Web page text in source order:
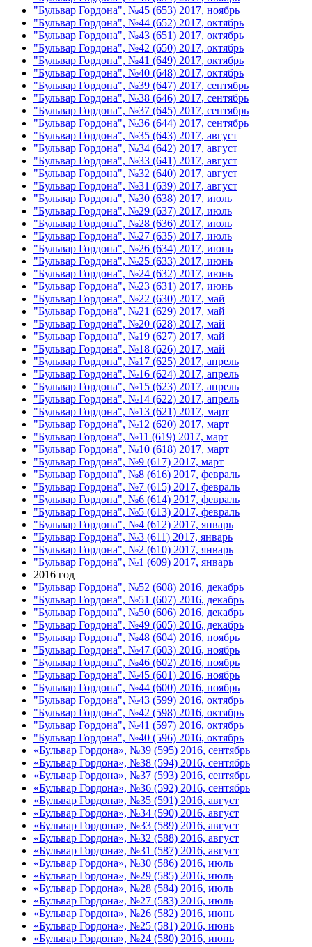
"Бульвар Гордона", №45 (653) 2017, ноябрь
"Бульвар Гордона", №44 (652) 2017, октябрь
"Бульвар Гордона", №43 (651) 2017, октябрь
"Бульвар Гордона", №42 (650) 2017, октябрь
"Бульвар Гордона", №41 (649) 2017, октябрь
"Бульвар Гордона", №40 (648) 2017, октябрь
"Бульвар Гордона", №39 (647) 2017, сентябрь
"Бульвар Гордона", №38 (646) 2017, сентябрь
"Бульвар Гордона", №37 (645) 2017, сентябрь
"Бульвар Гордона", №36 (644) 2017, сентябрь
"Бульвар Гордона", №35 (643) 2017, август
"Бульвар Гордона", №34 (642) 2017, август
"Бульвар Гордона", №33 (641) 2017, август
"Бульвар Гордона", №32 (640) 2017, август
"Бульвар Гордона", №31 (639) 2017, август
"Бульвар Гордона", №30 (638) 2017, июль
"Бульвар Гордона", №29 (637) 2017, июль
"Бульвар Гордона", №28 (636) 2017, июль
"Бульвар Гордона", №27 (635) 2017, июль
"Бульвар Гордона", №26 (634) 2017, июнь
"Бульвар Гордона", №25 (633) 2017, июнь
"Бульвар Гордона", №24 (632) 2017, июнь
"Бульвар Гордона", №23 (631) 2017, июнь
"Бульвар Гордона", №22 (630) 2017, май
"Бульвар Гордона", №21 (629) 2017, май
"Бульвар Гордона", №20 (628) 2017, май
"Бульвар Гордона", №19 (627) 2017, май
"Бульвар Гордона", №18 (626) 2017, май
"Бульвар Гордона", №17 (625) 2017, апрель
"Бульвар Гордона", №16 (624) 2017, апрель
"Бульвар Гордона", №15 (623) 2017, апрель
"Бульвар Гордона", №14 (622) 2017, апрель
"Бульвар Гордона", №13 (621) 2017, март
"Бульвар Гордона", №12 (620) 2017, март
"Бульвар Гордона", №11 (619) 2017, март
"Бульвар Гордона", №10 (618) 2017, март
"Бульвар Гордона", №9 (617) 2017, март
"Бульвар Гордона", №8 (616) 2017, февраль
"Бульвар Гордона", №7 (615) 2017, февраль
"Бульвар Гордона", №6 (614) 2017, февраль
"Бульвар Гордона", №5 (613) 2017, февраль
"Бульвар Гордона", №4 (612) 2017, январь
"Бульвар Гордона", №3 (611) 2017, январь
"Бульвар Гордона", №2 (610) 2017, январь
"Бульвар Гордона", №1 (609) 2017, январь
2016 год
"Бульвар Гордона", №52 (608) 2016, декабрь
"Бульвар Гордона", №51 (607) 2016, декабрь
"Бульвар Гордона", №50 (606) 2016, декабрь
"Бульвар Гордона", №49 (605) 2016, декабрь
"Бульвар Гордона", №48 (604) 2016, ноябрь
"Бульвар Гордона", №47 (603) 2016, ноябрь
"Бульвар Гордона", №46 (602) 2016, ноябрь
"Бульвар Гордона", №45 (601) 2016, ноябрь
"Бульвар Гордона", №44 (600) 2016, ноябрь
"Бульвар Гордона", №43 (599) 2016, октябрь
"Бульвар Гордона", №42 (598) 2016, октябрь
"Бульвар Гордона", №41 (597) 2016, октябрь
"Бульвар Гордона", №40 (596) 2016, октябрь
«Бульвар Гордона», №39 (595) 2016, сентябрь
«Бульвар Гордона», №38 (594) 2016, сентябрь
«Бульвар Гордона», №37 (593) 2016, сентябрь
«Бульвар Гордона», №36 (592) 2016, сентябрь
«Бульвар Гордона», №35 (591) 2016, август
«Бульвар Гордона», №34 (590) 2016, август
«Бульвар Гордона», №33 (589) 2016, август
«Бульвар Гордона», №32 (588) 2016, август
«Бульвар Гордона», №31 (587) 2016, август
«Бульвар Гордона», №30 (586) 2016, июль
«Бульвар Гордона», №29 (585) 2016, июль
«Бульвар Гордона», №28 (584) 2016, июль
«Бульвар Гордона», №27 (583) 2016, июль
«Бульвар Гордона», №26 (582) 2016, июнь
«Бульвар Гордона», №25 (581) 2016, июнь
«Бульвар Гордона», №24 (580) 2016, июнь